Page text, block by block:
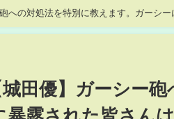
への対処法を特別に教えます。ガーシー
真剣佑/三木谷】
城田優】ガーシー
露された皆さん